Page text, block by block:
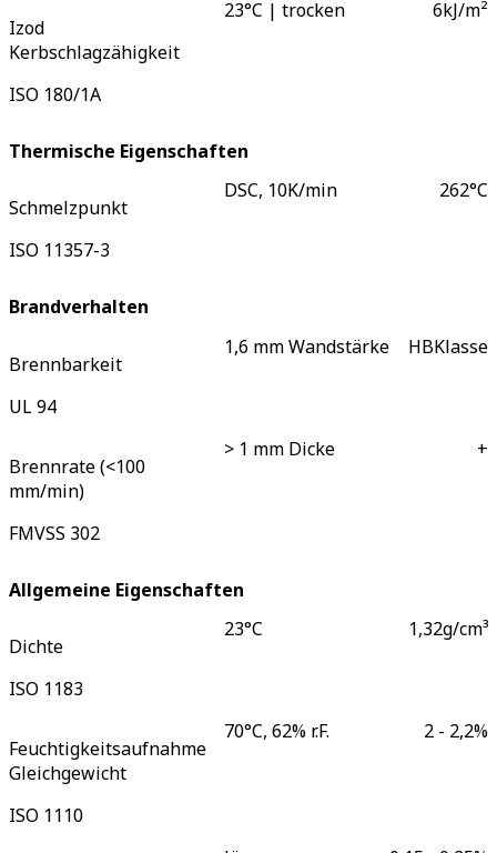
Izod
Kerbschlagzähigkeit
ISO 180/1A
23°C | trocken 6kJ/m²
Thermische Eigenschaften
Schmelzpunkt
ISO 11357-3
DSC, 10K/min 262°C
Brandverhalten
Brennbarkeit
UL 94
1,6 mm Wandstärke HBKlasse
Brennrate (<100
mm/min)
FMVSS 302
> 1 mm Dicke +
Allgemeine Eigenschaften
Dichte
ISO 1183
23°C 1,32g/cm³
Feuchtigkeitsaufnahme
Gleichgewicht
ISO 1110
70°C, 62% r.F. 2 - 2,2%